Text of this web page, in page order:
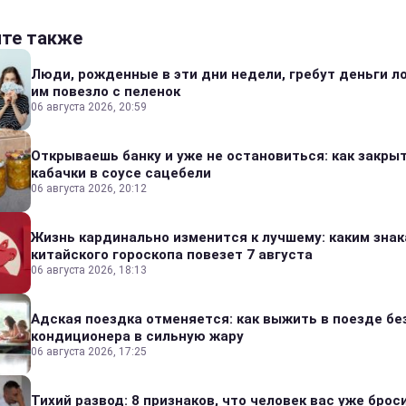
также
Люди, рожденные в эти дни недели, гребут деньги
им повезло с пеленок
06 августа 2026, 20:59
Открываешь банку и уже не остановиться: как
кабачки в соусе сацебели
06 августа 2026, 20:12
Жизнь кардинально изменится к лучшему: каким
китайского гороскопа повезет 7 августа
06 августа 2026, 18:13
Адская поездка отменяется: как выжить в поезде
кондиционера в сильную жару
06 августа 2026, 17:25
Тихий развод: 8 признаков, что человек вас уже